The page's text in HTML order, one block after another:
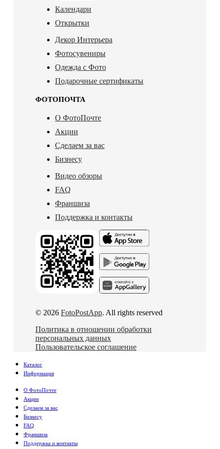
Календари
Открытки
Декор Интерьера
Фотосувениры
Одежда с Фото
Подарочные сертификаты
ФОТОПОЧТА
О ФотоПочте
Акции
Сделаем за вас
Бизнесу
Видео обзоры
FAQ
Франшиза
Поддержка и контакты
© 2026 FotoPostApp. All rights reserved
Политика в отношении обработки
персональных данных
Пользовательское соглашение
Каталог
Информация
О ФотоПочте
Акции
Сделаем за вас
Бизнесу
FAQ
Франшиза
Поддержка и контакты